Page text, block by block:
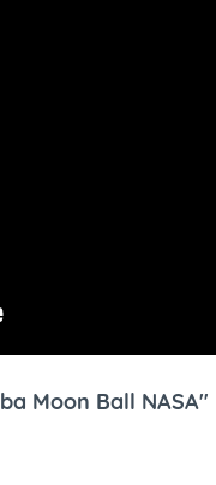
Moon Ball NASA"